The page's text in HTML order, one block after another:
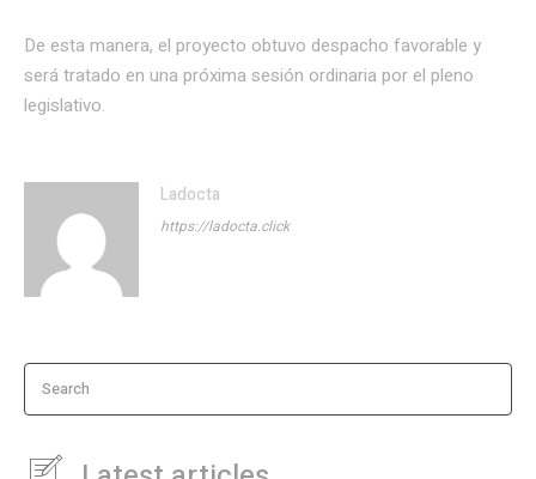
De esta manera, el proyecto obtuvo despacho favorable y
será tratado en una próxima sesión ordinaria por el pleno
legislativo.
Ladocta
https://ladocta.click
Search